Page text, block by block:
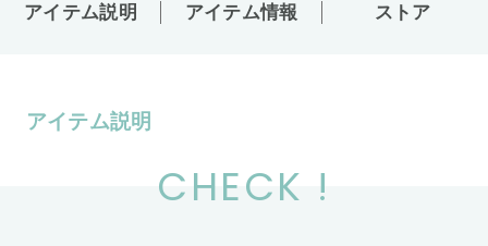
アイテム説明 アイテム情報 ストア
アイテム説明
CHECK !